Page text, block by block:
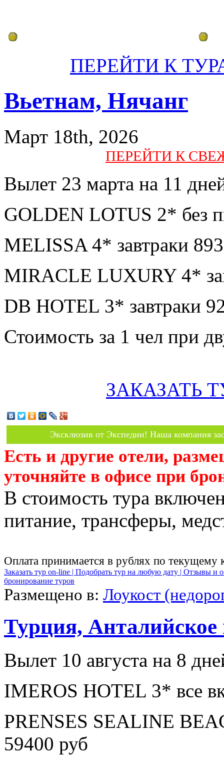
ПЕРЕЙТИ К
Вьетнам, Нячанг
Март 18th, 2026
ПЕРЕЙТИ К
Вылет 23 марта на 11
GOLDEN LOTUS 2* без
MELISSA 4* завтраки
MIRACLE LUXURY 4*
DB HOTEL 3* завтраки
Стоимость за 1 чел при
ЗАКАЗАТЬ
Эксклюзив от Экспедии! Наша компания
Есть и другие отели,
уточняйте в офисе при
В стоимость тура
питание, трансферы,
Оплата принимается в рублях по текущему
Заказать тур on-line | Подобрать тур на любую дату | Отзывы и
бронирование туров
Размещено в: Лоукост
Турция, Анталийское
Вылет 10 августа на 8
IMEROS HOTEL 3* все
PRENSES SEALINE
59400 руб